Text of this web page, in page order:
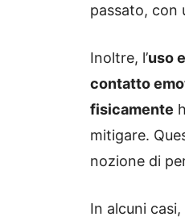
passato, con
Inoltre, l’uso
contatto
fisicamente
mitigare.
nozione di
In alcuni